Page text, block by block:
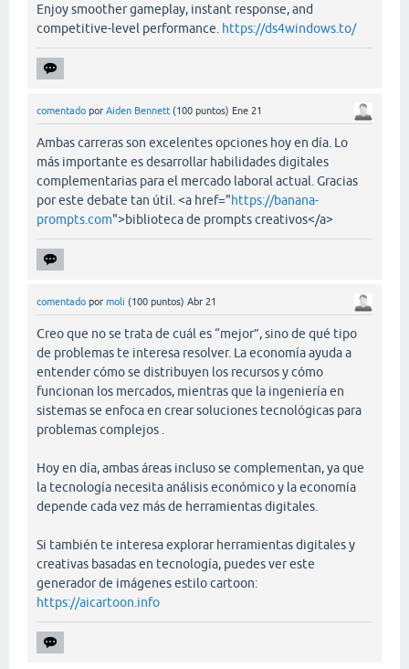
Enjoy smoother gameplay, instant response, and
competitive-level performance. https://ds4windows.to/
comentado por Aiden Bennett (100 puntos) Ene 21
Ambas carreras son excelentes opciones hoy en día. Lo
más importante es desarrollar habilidades digitales
complementarias para el mercado laboral actual. Gracias
por este debate tan útil. <a href="https://banana-
prompts.com">biblioteca de prompts creativos</a>
comentado por moli (100 puntos) Abr 21
Creo que no se trata de cuál es “mejor”, sino de qué tipo
de problemas te interesa resolver. La economía ayuda a
entender cómo se distribuyen los recursos y cómo
funcionan los mercados, mientras que la ingeniería en
sistemas se enfoca en crear soluciones tecnológicas para
problemas complejos .
Hoy en día, ambas áreas incluso se complementan, ya que
la tecnología necesita análisis económico y la economía
depende cada vez más de herramientas digitales.
Si también te interesa explorar herramientas digitales y
creativas basadas en tecnología, puedes ver este
generador de imágenes estilo cartoon:
https://aicartoon.info